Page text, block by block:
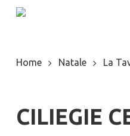
Skip
content
Home Natale La
CILIEGIE